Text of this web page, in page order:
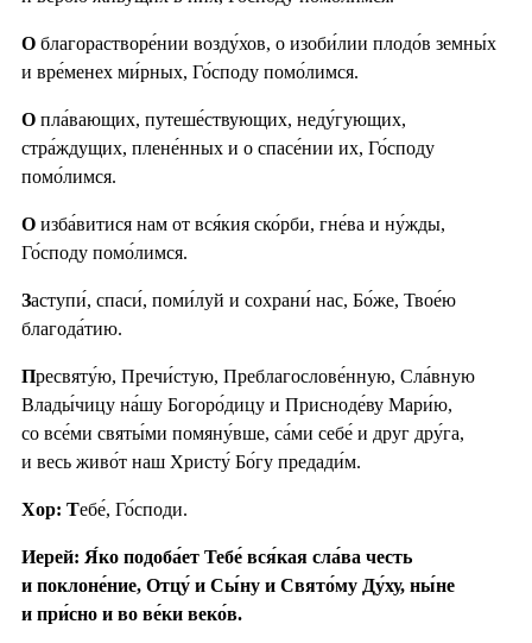
О благорастворе́нии возду́хов, о изоби́лии плодо́в земны́х
и вре́менех ми́рных, Го́споду помо́лимся.
О пла́вающих, путеше́ствующих, неду́гующих,
стра́ждущих, плене́нных и о спасе́нии их, Го́споду
помо́лимся.
О изба́витися нам от вся́кия ско́рби, гне́ва и ну́жды,
Го́споду помо́лимся.
Заступи́, спаси́, поми́луй и сохрани́ нас, Бо́же, Твое́ю
благода́тию.
Пресвяту́ю, Пречи́стую, Преблагослове́нную, Сла́вную
Влады́чицу на́шу Богоро́дицу и Присноде́ву Мари́ю,
со все́ми святы́ми помяну́вше, са́ми себе́ и друг дру́га,
и весь живо́т наш Христу́ Бо́гу предади́м.
Хор: Тебе́, Го́споди.
Иерей: Я́ко подоба́ет Тебе́ вся́кая сла́ва честь
и поклоне́ние, Отцу́ и Сы́ну и Свято́му Ду́ху, ны́не
и при́сно и во ве́ки веко́в.